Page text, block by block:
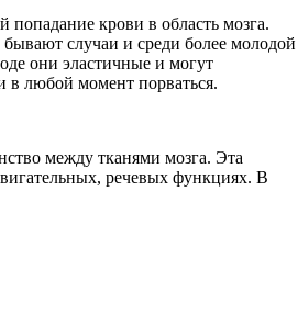
попадание крови в область мозга.
случаи и среди более молодой
они эластичные и могут
в любой момент порваться.
между тканями мозга. Эта
речевых функциях. В